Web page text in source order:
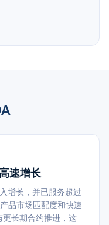
速增长
增长，并已服务超过
品市场匹配度和快速
更长期合约推进，这